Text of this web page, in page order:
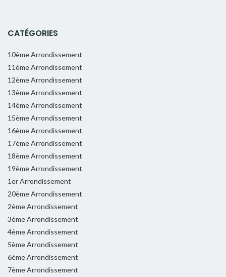
CATÉGORIES
10ème Arrondissement
11ème Arrondissement
12ème Arrondissement
13ème Arrondissement
14ème Arrondissement
15ème Arrondissement
16ème Arrondissement
17ème Arrondissement
18ème Arrondissement
19ème Arrondissement
1er Arrondissement
20ème Arrondissement
2ème Arrondissement
3ème Arrondissement
4ème Arrondissement
5ème Arrondissement
6ème Arrondissement
7ème Arrondissement